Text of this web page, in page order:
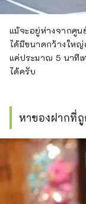
แม้จะอยู่ห่างจากศูน
ได้มีขนาดกว้างใหญ่
แค่ประมาณ 5 นาทีเ
ได้ครับ
หาของฝากที่